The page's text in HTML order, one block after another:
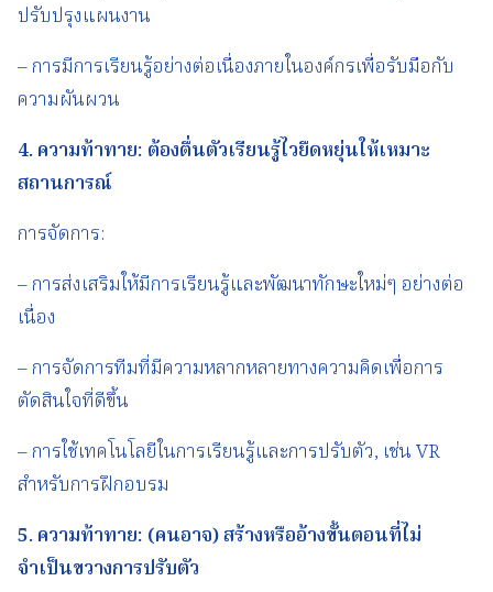
ปรับปรุงแผนงาน
– การมีการเรียนรู้อย่างต่อเนื่องภายในองค์กรเพื่อรับมือกับ
ความผันผวน
4.ความท้าทาย: ต้องตื่นตัวเรียนรู้ไวยืดหยุ่นให้เหมาะ
สถานการณ์
การจัดการ:
– การส่งเสริมให้มีการเรียนรู้และพัฒนาทักษะใหม่ๆ อย่างต่อ
เนื่อง
– การจัดการทีมที่มีความหลากหลายทางความคิดเพื่อการ
ตัดสินใจที่ดีขึ้น
– การใช้เทคโนโลยีในการเรียนรู้และการปรับตัว, เช่น VR
สำหรับการฝึกอบรม
5.ความท้าทาย: (คนอาจ)สร้างหรืออ้างขั้นตอนที่ไม่
จำเป็นขวางการปรับตัว